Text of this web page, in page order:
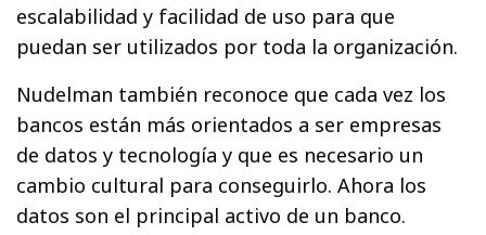
escalabilidad y facilidad de uso para que
puedan ser utilizados por toda la organización.
Nudelman también reconoce que cada vez los
bancos están más orientados a ser empresas
de datos y tecnología y que es necesario un
cambio cultural para conseguirlo. Ahora los
datos son el principal activo de un banco.